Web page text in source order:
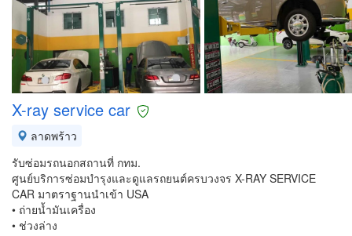
X-ray service car
ลาดพร้าว
รับซ่อมรถนอกสถานที่ กทม.
ศูนย์บริการซ่อมบำรุงและดูแลรถยนต์ครบวงจร X-RAY SERVICE
CAR มาตราฐานนำเข้า USA
• ถ่ายน้ำมันเครื่อง
• ช่วงล่าง